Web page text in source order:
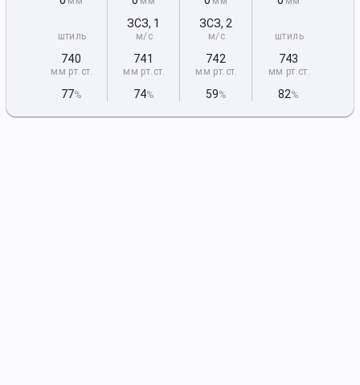
штиль
740
мм рт.ст.
77%
ЗСЗ, 1
м/с
741
мм рт.ст.
74%
ЗСЗ, 2
м/с
742
мм рт.ст.
59%
штиль
743
мм рт.ст.
82%